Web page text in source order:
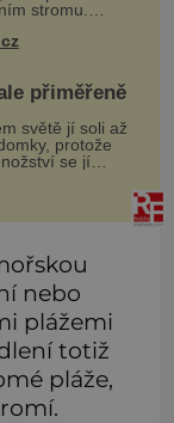
stromu.
ale varovala…
ptávala, kdy se
přiměřeně
světě jí soli až
protože
se jí
i těch
nebo
plážemi
totiž
pláže,